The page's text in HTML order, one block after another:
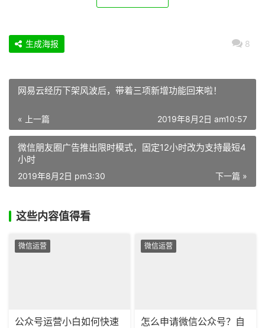
8
生成海报
网易云经历下架风波后，带着三项新增功能回来啦！
« 上一篇 2019年8月2日 am10:57
微信朋友圈广告推出限时模式，固定12小时改为支持最短4
小时
下一篇 »
2019年8月2日 pm3:30
这些内容值得看
微信运营
公众号运营小白如何快速
微信运营
怎么申请微信公众号？自